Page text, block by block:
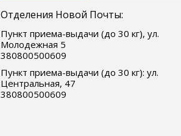
Отделения Новой Почты:
Пункт приема-выдачи (до 30 кг), ул.
Молодежная 5
380800500609
Пункт приема-выдачи (до 30 кг): ул.
Центральная, 47
380800500609